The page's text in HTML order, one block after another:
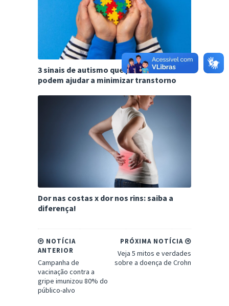
3 sinais de autismo que poucos sabem e
podem ajudar a minimizar transtorno
Dor nas costas x dor nos rins: saiba a
diferença!
PRÓXIMA NOTÍCIA
Veja 5 mitos e verdades
sobre a doença de Crohn
NOTÍCIA
ANTERIOR
Campanha de
vacinação contra a
gripe imunizou 80% do
público-alvo